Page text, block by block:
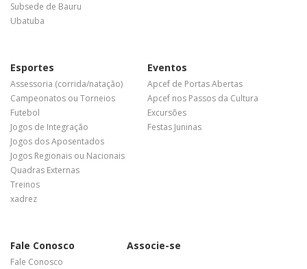
Subsede de Bauru
Ubatuba
Esportes
Assessoria (corrida/natação)
Campeonatos ou Torneios
Futebol
Jogos de Integração
Jogos dos Aposentados
Jogos Regionais ou Nacionais
Quadras Externas
Treinos
xadrez
Eventos
Apcef de Portas Abertas
Apcef nos Passos da Cultura
Excursões
Festas Juninas
Fale Conosco
Fale Conosco
Associe-se